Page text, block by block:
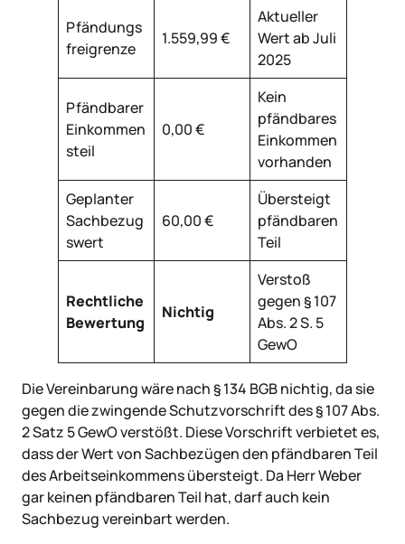
Pfändungs
freigrenze
1.559,99 €
Aktueller
Wert ab Juli
2025
Pfändbarer
Einkommen
steil
0,00 €
Kein
pfändbares
Einkommen
vorhanden
Geplanter
Sachbezug
swert
60,00 €
Übersteigt
pfändbaren
Teil
Rechtliche
Bewertung
Nichtig
Verstoß
gegen § 107
Abs. 2 S. 5
GewO
Die Vereinbarung wäre nach § 134 BGB nichtig, da sie
gegen die zwingende Schutzvorschrift des § 107 Abs.
2 Satz 5 GewO verstößt. Diese Vorschrift verbietet es,
dass der Wert von Sachbezügen den pfändbaren Teil
des Arbeitseinkommens übersteigt. Da Herr Weber
gar keinen pfändbaren Teil hat, darf auch kein
Sachbezug vereinbart werden.